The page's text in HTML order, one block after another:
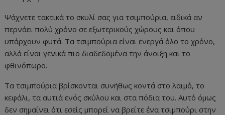
Ψάχνετε τακτικά το σκυλί σας για τσιμπούρια, ειδικά αν
περνάει πολύ χρόνο σε εξωτερικούς χώρους και όπου
υπάρχουν φυτά. Τα τσιμπούρια είναι ενεργά όλο το χρόνο,
αλλά είναι γενικά πιο διαδεδομένα την άνοιξη και το
φθινόπωρο.
Τα τσιμπούρια βρίσκονται συνήθως κοντά στο λαιμό, το
κεφάλι, τα αυτιά ενός σκύλου και στα πόδια του. Αυτό όμως
δεν σημαίνει ότι εσείς μπορεί να βρείτε ένα τσιμπούρι στην